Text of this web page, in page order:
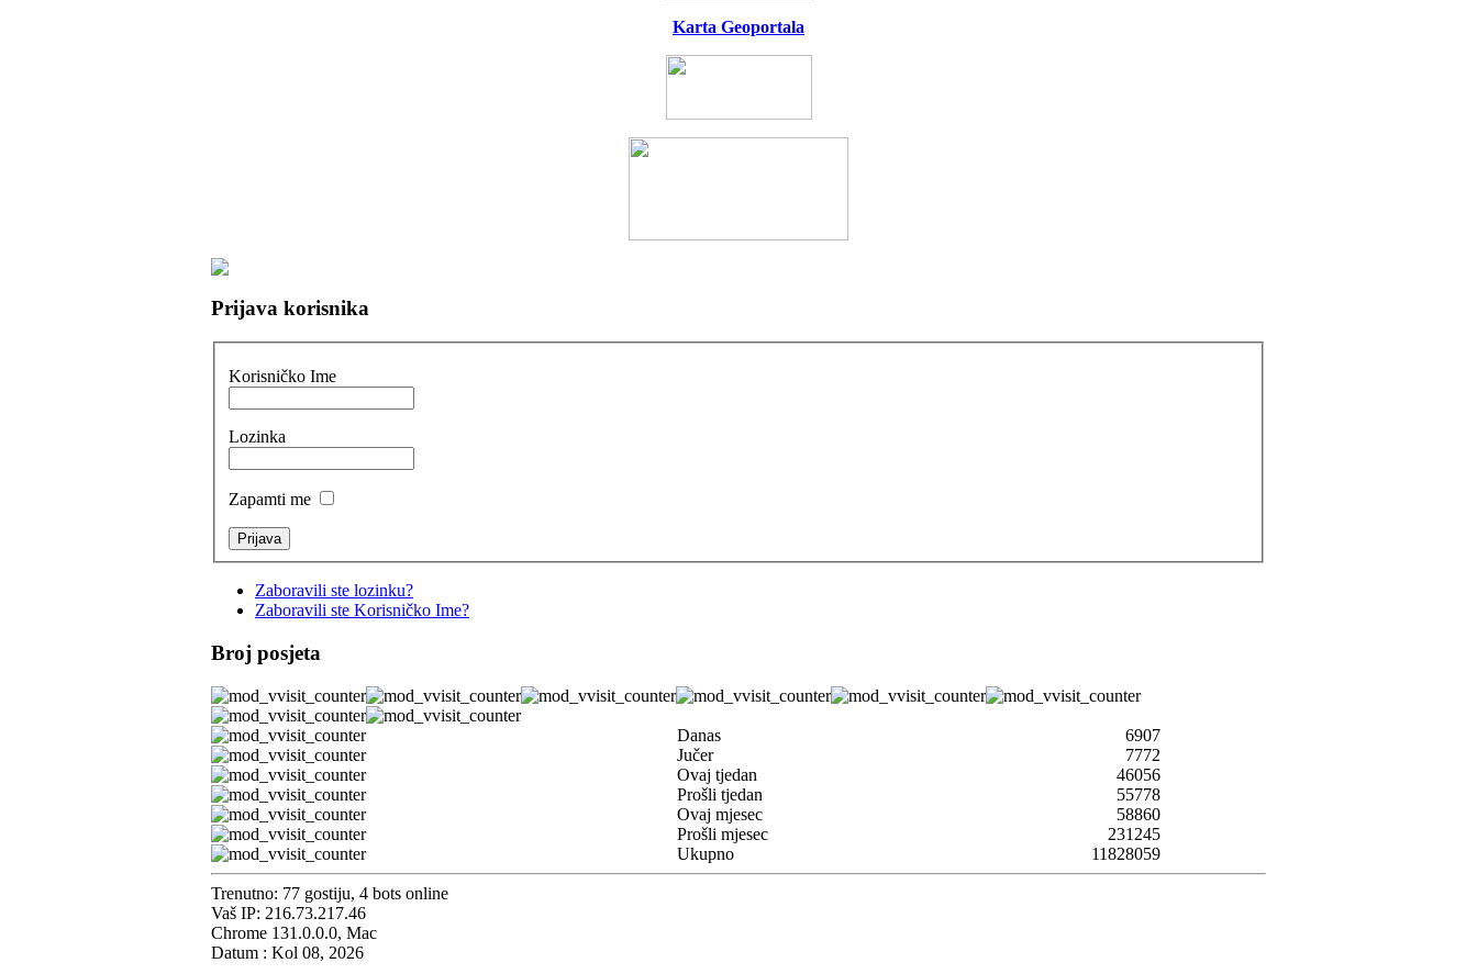
Karta Geoportala
Prijava korisnika
Korisničko Ime
Lozinka
Zapamti me
Zaboravili ste lozinku?
Zaboravili ste Korisničko Ime?
Broj posjeta
Danas
6907
Jučer
7772
Ovaj tjedan
46056
Prošli tjedan
55778
Ovaj mjesec
58860
Prošli mjesec
231245
Ukupno
11828059
Trenutno: 77 gostiju, 4 bots online
Vaš IP: 216.73.217.46
Chrome 131.0.0.0, Mac
Datum : Kol 08, 2026